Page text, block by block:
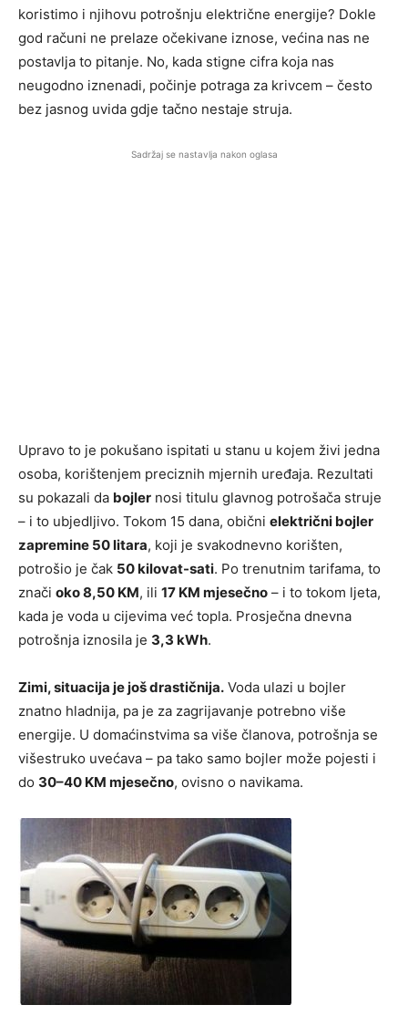
koristimo i njihovu potrošnju električne energije? Dokle
god računi ne prelaze očekivane iznose, većina nas ne
postavlja to pitanje. No, kada stigne cifra koja nas
neugodno iznenadi, počinje potraga za krivcem – često
bez jasnog uvida gdje tačno nestaje struja.
Sadržaj se nastavlja nakon oglasa
Upravo to je pokušano ispitati u stanu u kojem živi jedna
osoba, korištenjem preciznih mjernih uređaja. Rezultati
su pokazali da bojler nosi titulu glavnog potrošača struje
– i to ubjedljivo. Tokom 15 dana, obični električni bojler
zapremine 50 litara, koji je svakodnevno korišten,
potrošio je čak 50 kilovat-sati. Po trenutnim tarifama, to
znači oko 8,50 KM, ili 17 KM mjesečno – i to tokom ljeta,
kada je voda u cijevima već topla. Prosječna dnevna
potrošnja iznosila je 3,3 kWh.
Zimi, situacija je još drastičnija. Voda ulazi u bojler
znatno hladnija, pa je za zagrijavanje potrebno više
energije. U domaćinstvima sa više članova, potrošnja se
višestruko uvećava – pa tako samo bojler može pojesti i
do 30–40 KM mjesečno, ovisno o navikama.